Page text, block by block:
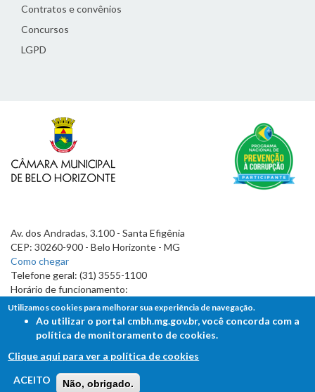
Contratos e convênios
Concursos
LGPD
Av. dos Andradas, 3.100 - Santa Efigênia
CEP: 30260-900 - Belo Horizonte - MG
Como chegar
Telefone geral: (31) 3555-1100
Horário de funcionamento:
7h às 19h
FALE COM A CÂMARA
Ouvidoria - Lei de Acesso à Informação
Utilizamos cookies para melhorar sua experiência de navegação.
Ao utilizar o portal cmbh.mg.gov.br, você concorda com a
política de monitoramento de cookies.
Clique aqui para ver a política de cookies
ACEITO
Não, obrigado.